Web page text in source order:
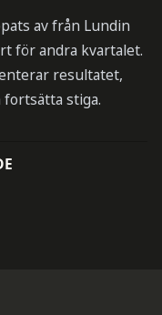
av från Lundin
för andra kvartalet.
resultatet,
stiga.